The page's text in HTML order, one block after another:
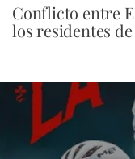
Conflicto entre
los residentes